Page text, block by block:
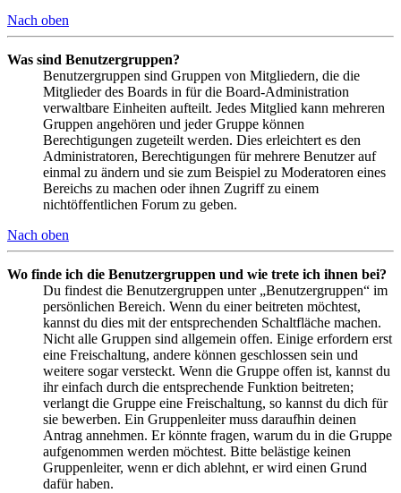
Nach oben
Was sind Benutzergruppen?
Benutzergruppen sind Gruppen von Mitgliedern, die die
Mitglieder des Boards in für die Board-Administration
verwaltbare Einheiten aufteilt. Jedes Mitglied kann mehreren
Gruppen angehören und jeder Gruppe können
Berechtigungen zugeteilt werden. Dies erleichtert es den
Administratoren, Berechtigungen für mehrere Benutzer auf
einmal zu ändern und sie zum Beispiel zu Moderatoren eines
Bereichs zu machen oder ihnen Zugriff zu einem
nichtöffentlichen Forum zu geben.
Nach oben
Wo finde ich die Benutzergruppen und wie trete ich ihnen bei?
Du findest die Benutzergruppen unter „Benutzergruppen“ im
persönlichen Bereich. Wenn du einer beitreten möchtest,
kannst du dies mit der entsprechenden Schaltfläche machen.
Nicht alle Gruppen sind allgemein offen. Einige erfordern erst
eine Freischaltung, andere können geschlossen sein und
weitere sogar versteckt. Wenn die Gruppe offen ist, kannst du
ihr einfach durch die entsprechende Funktion beitreten;
verlangt die Gruppe eine Freischaltung, so kannst du dich für
sie bewerben. Ein Gruppenleiter muss daraufhin deinen
Antrag annehmen. Er könnte fragen, warum du in die Gruppe
aufgenommen werden möchtest. Bitte belästige keinen
Gruppenleiter, wenn er dich ablehnt, er wird einen Grund
dafür haben.